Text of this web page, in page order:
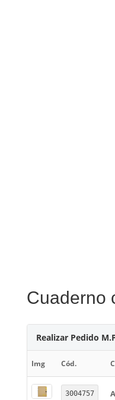
Cuaderno
Realizar Pedido
Img Cód.
3004757